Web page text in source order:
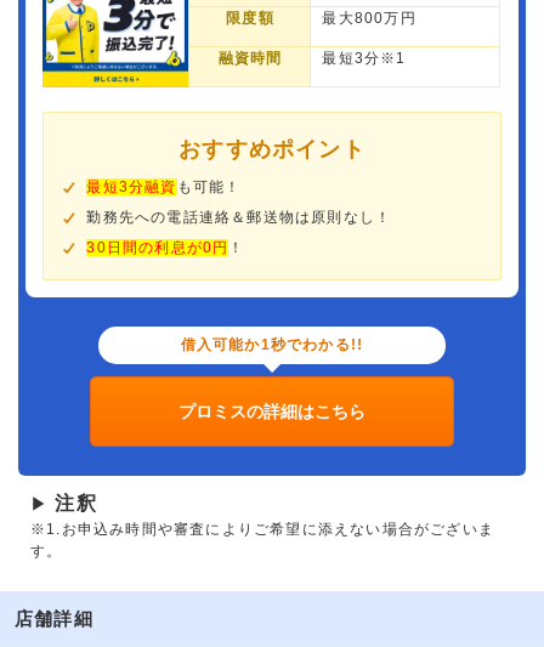
限度額 最大800万円
融資時間 最短3分※1
おすすめポイント
最短3分融資 も可能！
勤務先への電話連絡＆郵送物は原則なし！
30日間の利息が0円 ！
借入可能か1秒でわかる!!
プロミスの詳細はこちら
▶ 注釈
※1.お申込み時間や審査によりご希望に添えない場合がございま
す。
店舗詳細